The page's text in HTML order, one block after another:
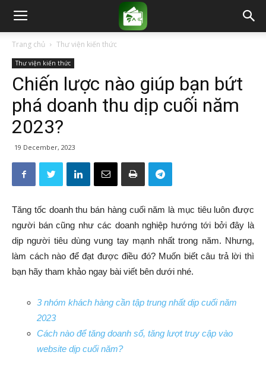
Trang chủ Thư viện kiến thức
Thư viện kiến thức
Chiến lược nào giúp bạn bứt
phá doanh thu dịp cuối năm
2023?
19 December, 2023
Tăng tốc doanh thu bán hàng cuối năm là mục tiêu luôn được
người bán cũng như các doanh nghiệp hướng tới bởi đây là
dịp người tiêu dùng vung tay mạnh nhất trong năm. Nhưng,
làm cách nào để đạt được điều đó? Muốn biết câu trả lời thì
bạn hãy tham khảo ngay bài viết bên dưới nhé.
3 nhóm khách hàng cần tập trung nhất dịp cuối năm
2023
Cách nào để tăng doanh số, tăng lượt truy cập vào
website dịp cuối năm?